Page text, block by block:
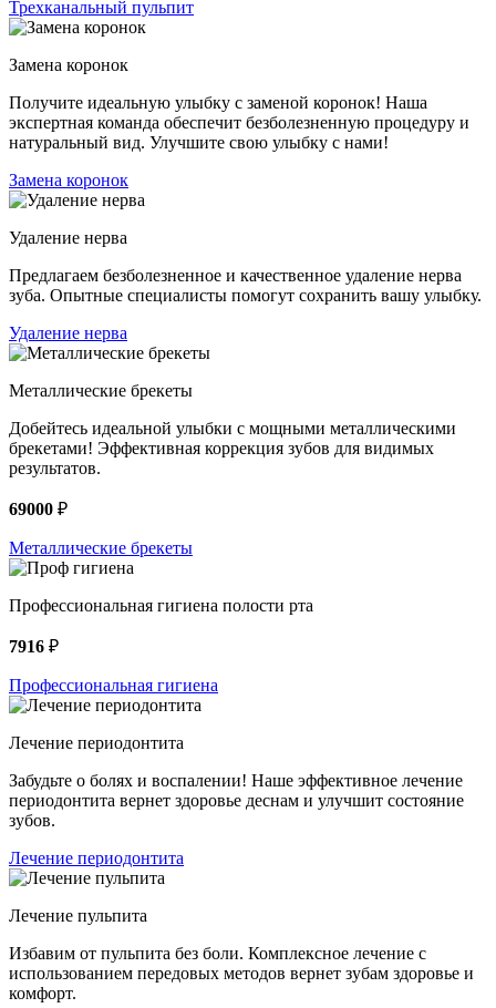
Трехканальный пульпит
Замена коронок
Получите идеальную улыбку с заменой коронок! Наша
экспертная команда обеспечит безболезненную процедуру и
натуральный вид. Улучшите свою улыбку с нами!
Замена коронок
Удаление нерва
Предлагаем безболезненное и качественное удаление нерва
зуба. Опытные специалисты помогут сохранить вашу улыбку.
Удаление нерва
Металлические брекеты
Добейтесь идеальной улыбки с мощными металлическими
брекетами! Эффективная коррекция зубов для видимых
результатов.
69000 ₽
Металлические брекеты
Профессиональная гигиена полости рта
7916 ₽
Профессиональная гигиена
Лечение периодонтита
Забудьте о болях и воспалении! Наше эффективное лечение
периодонтита вернет здоровье деснам и улучшит состояние
зубов.
Лечение периодонтита
Лечение пульпита
Избавим от пульпита без боли. Комплексное лечение с
использованием передовых методов вернет зубам здоровье и
комфорт.